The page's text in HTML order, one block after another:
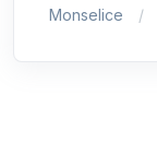
Monselice